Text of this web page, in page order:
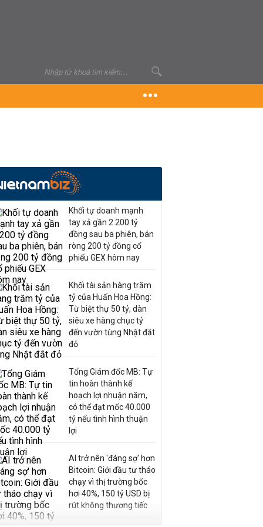
Khối tự doanh mạnh
tay xả gần 2.200 tỷ
đồng sau ba phiên, bán
ròng 200 tỷ đồng cổ
phiếu GEX hôm nay
Khối tài sản hàng trăm
tỷ của Huấn Hoa Hồng:
Từ biệt thự 50 tỷ, dàn
siêu xe hàng chục tỷ
đến vườn tùng Nhật đắt
đỏ
Tổng Giám đốc MB: Tự
tin hoàn thành kế
hoạch lợi nhuận năm,
có thể đạt mốc 40.000
tỷ nếu tình hình thuận
lợi
AI trở nên 'đáng sợ' hơn
Bitcoin: Giới đầu tư tháo
chạy vì thị trường bốc
hơi 40%, 150 tỷ USD bị
rút không thương tiếc